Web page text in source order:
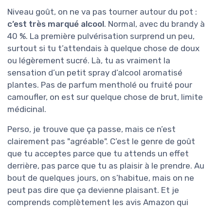
Niveau goût, on ne va pas tourner autour du pot :
c’est très marqué alcool. Normal, avec du brandy à
40 %. La première pulvérisation surprend un peu,
surtout si tu t’attendais à quelque chose de doux
ou légèrement sucré. Là, tu as vraiment la
sensation d’un petit spray d’alcool aromatisé
plantes. Pas de parfum mentholé ou fruité pour
camoufler, on est sur quelque chose de brut, limite
médicinal.
Perso, je trouve que ça passe, mais ce n’est
clairement pas "agréable". C’est le genre de goût
que tu acceptes parce que tu attends un effet
derrière, pas parce que tu as plaisir à le prendre. Au
bout de quelques jours, on s’habitue, mais on ne
peut pas dire que ça devienne plaisant. Et je
comprends complètement les avis Amazon qui